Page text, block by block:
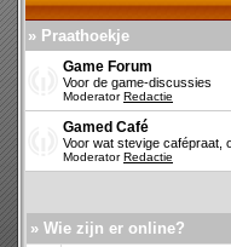
» Praathoekje
Game Forum
Voor de game-discussies
ModeratorRedactie
Gamed Café
Voor wat stevige cafépraat,
ModeratorRedactie
» Wie zijn er online?